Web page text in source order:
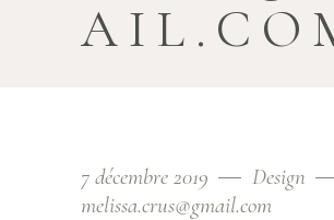
7 décembre 2019
Design
melissa.crus@gmail.com